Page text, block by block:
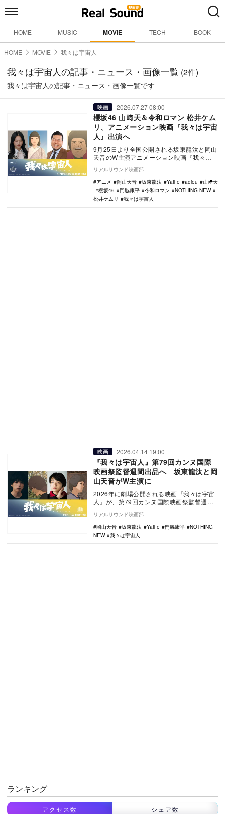
HOME MUSIC MOVIE TECH BOOK
HOME MOVIE 我々は宇宙人
我々は宇宙人の記事・ニュース・画像一覧 (2件)
我々は宇宙人の記事・ニュース・画像一覧です
映画 2026.07.27 08:00
櫻坂46 山﨑天＆令和ロマン 松井ケム
リ、アニメーション映画『我々は宇宙
人』出演へ
9月25日より全国公開される坂東龍汰と岡山
天音のW主演アニメーション映画『我々は
宇宙人』の新キャストとして、山﨑天（櫻
坂46）と…
リアルサウンド映画部
アニメ
岡山天音 坂東龍汰 Yaffle adieu
山﨑天
櫻坂46
門脇康平 令和ロマン
NOTHING NEW
松井ケムリ
我々は宇宙人
映画 2026.04.14 19:00
『我々は宇宙人』第79回カンヌ国際
映画祭監督週間出品へ 坂東龍汰と岡
山天音がW主演に
2026年に劇場公開される映画『我々は宇宙
人』が、第79回カンヌ国際映画祭監督週間
部門に正式上映されることが決定。あわせ
て、坂東…
リアルサウンド映画部
岡山天音
坂東龍汰 Yaffle 門脇康平
NOTHING
NEW
我々は宇宙人
ランキング
アクセス数 シェア数